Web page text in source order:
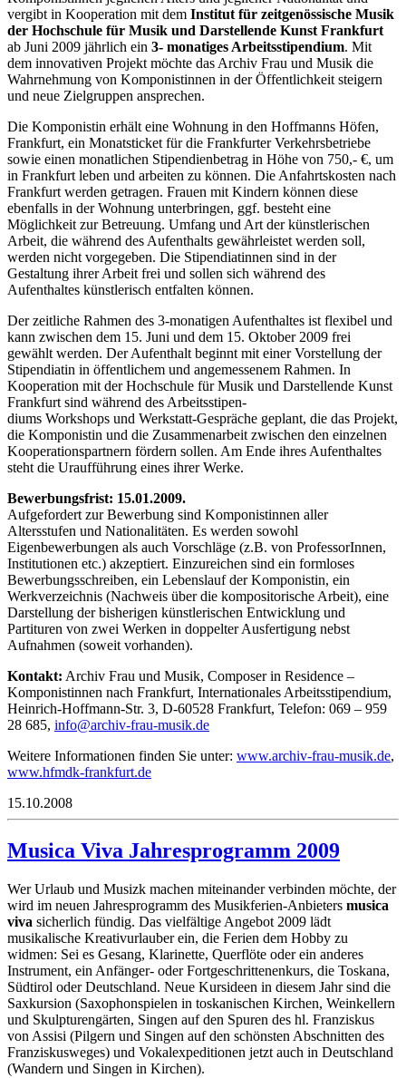
vergibt in Kooperation mit dem Institut für zeitgenössische Musik
der Hochschule für Musik und Darstellende Kunst Frankfurt
ab Juni 2009 jährlich ein 3- monatiges Arbeitsstipendium. Mit
dem innovativen Projekt möchte das Archiv Frau und Musik die
Wahrnehmung von Komponistinnen in der Öffentlichkeit steigern
und neue Zielgruppen ansprechen.
Die Komponistin erhält eine Wohnung in den Hoffmanns Höfen,
Frankfurt, ein Monatsticket für die Frankfurter Verkehrsbetriebe
sowie einen monatlichen Stipendienbetrag in Höhe von 750,- €, um
in Frankfurt leben und arbeiten zu können. Die Anfahrtskosten nach
Frankfurt werden getragen. Frauen mit Kindern können diese
ebenfalls in der Wohnung unterbringen, ggf. besteht eine
Möglichkeit zur Betreuung. Umfang und Art der künstlerischen
Arbeit, die während des Aufenthalts gewährleistet werden soll,
werden nicht vorgegeben. Die Stipendiatinnen sind in der
Gestaltung ihrer Arbeit frei und sollen sich während des
Aufenthaltes künstlerisch entfalten können.
Der zeitliche Rahmen des 3-monatigen Aufenthaltes ist flexibel und
kann zwischen dem 15. Juni und dem 15. Oktober 2009 frei
gewählt werden. Der Aufenthalt beginnt mit einer Vorstellung der
Stipendiatin in öffentlichem und angemessenem Rahmen. In
Kooperation mit der Hochschule für Musik und Darstellende Kunst
Frankfurt sind während des Arbeitsstipen-
diums Workshops und Werkstatt-Gespräche geplant, die das Projekt,
die Komponistin und die Zusammenarbeit zwischen den einzelnen
Kooperationspartnern fördern sollen. Am Ende ihres Aufenthaltes
steht die Uraufführung eines ihrer Werke.
Bewerbungsfrist: 15.01.2009.
Aufgefordert zur Bewerbung sind Komponistinnen aller
Altersstufen und Nationalitäten. Es werden sowohl
Eigenbewerbungen als auch Vorschläge (z.B. von ProfessorInnen,
Institutionen etc.) akzeptiert. Einzureichen sind ein formloses
Bewerbungsschreiben, ein Lebenslauf der Komponistin, ein
Werkverzeichnis (Nachweis über die kompositorische Arbeit), eine
Darstellung der bisherigen künstlerischen Entwicklung und
Partituren von zwei Werken in doppelter Ausfertigung nebst
Aufnahmen (soweit vorhanden).
Kontakt: Archiv Frau und Musik, Composer in Residence –
Komponistinnen nach Frankfurt, Internationales Arbeitsstipendium,
Heinrich-Hoffmann-Str. 3, D-60528 Frankfurt, Telefon: 069 – 959
28 685,
ed.ki
sum-u
arf-v
ihcra
@ofni
Weitere Informationen finden Sie unter: www.archiv-frau-musik.de,
www.hfmdk-frankfurt.de
15.10.2008
Musica Viva Jahresprogramm 2009
Wer Urlaub und Musizk machen miteinander verbinden möchte, der
wird im neuen Jahresprogramm des Musikferien-Anbieters musica
viva sicherlich fündig. Das vielfältige Angebot 2009 lädt
musikalische Kreativurlauber ein, die Ferien dem Hobby zu
widmen: Sei es Gesang, Klarinette, Querflöte oder ein anderes
Instrument, ein Anfänger- oder Fortgeschrittenenkurs, die Toskana,
Südtirol oder Deutschland. Neue Kursideen in diesem Jahr sind die
Saxkursion (Saxophonspielen in toskanischen Kirchen, Weinkellern
und Skulpturengärten, Singen auf den Spuren des hl. Franziskus
von Assisi (Pilgern und Singen auf den schönsten Abschnitten des
Franziskusweges) und Vokalexpeditionen jetzt auch in Deutschland
(Wandern und Singen in Kirchen).